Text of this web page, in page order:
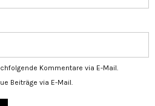
Kommentare via E-Mail.
Beiträge via E-Mail.